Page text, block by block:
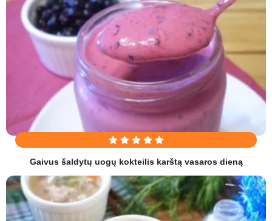
Gaivus šaldytų uogų kokteilis karštą vasaros dieną